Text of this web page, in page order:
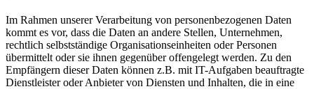
Im Rahmen unserer Verarbeitung von personenbezogenen Daten
kommt es vor, dass die Daten an andere Stellen, Unternehmen,
rechtlich selbstständige Organisationseinheiten oder Personen
übermittelt oder sie ihnen gegenüber offengelegt werden. Zu den
Empfängern dieser Daten können z.B. mit IT-Aufgaben beauftragte
Dienstleister oder Anbieter von Diensten und Inhalten, die in eine